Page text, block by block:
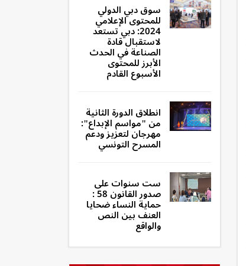
سوق دبي الدولي
للمحتوى الإعلامي
2024: دبي تستعد
لاستقبال قادة
الصناعة في الحدث
الأبرز للمحتوى
الأسبوع القادم
انطلاق الدورة الثانية
من "مواسم الإبداع":
مهرجان لتعزيز ودعم
المسرح التونسي
ست سنوات على
صدور القانون 58 :
حماية النساء ضحايا
العنف بين النص
والواقع